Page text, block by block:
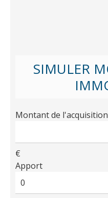
SIMULER
Montant de l'acquisition
€
Apport